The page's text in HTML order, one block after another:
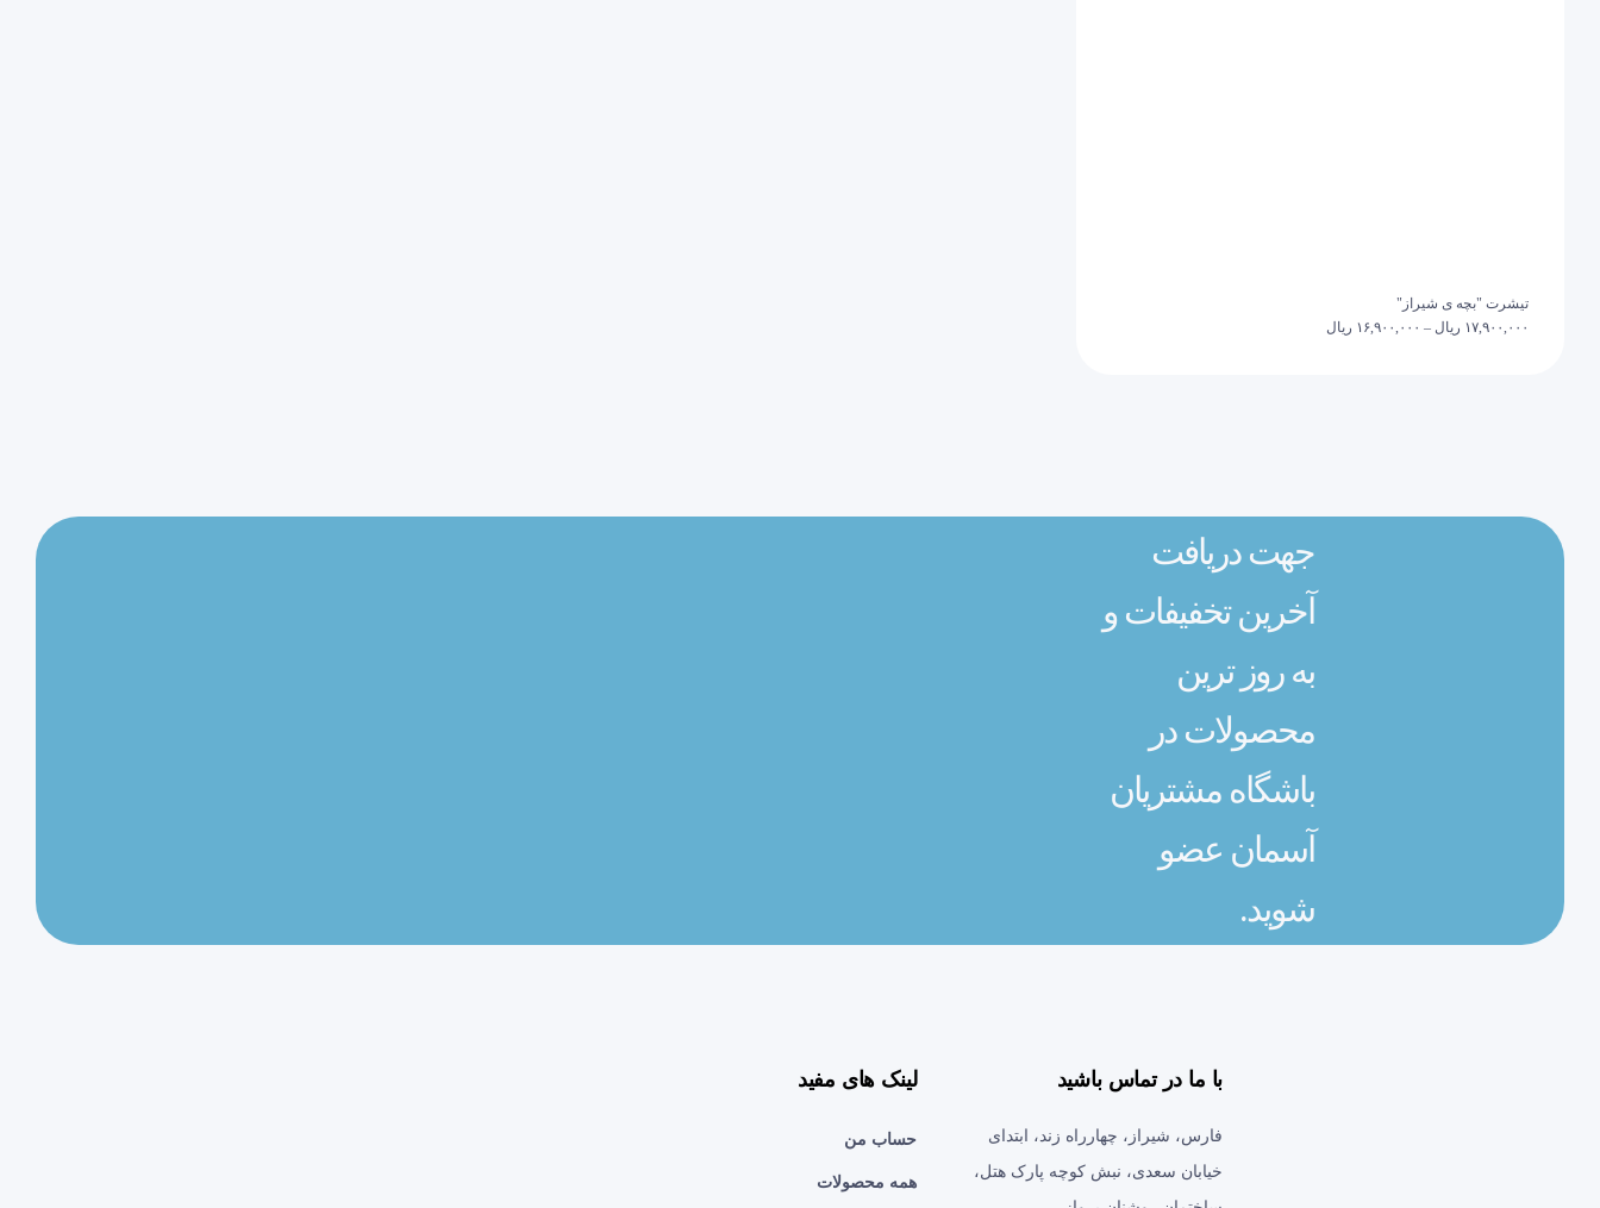
تیشرت "بچه ی شیراز"
۱۷,۹۰۰,۰۰۰ ریال – ۱۶,۹۰۰,۰۰۰ ریال
جهت دریافت
آخرین تخفیفات و
به روز ترین
محصولات در
باشگاه مشتریان
آسمان عضو
شوید.
با ما در تماس باشید
فارس، شیراز، چهارراه زند، ابتدای
خیابان سعدی، نبش کوچه پارک هتل،
لینک های مفید
حساب من
همه محصولات